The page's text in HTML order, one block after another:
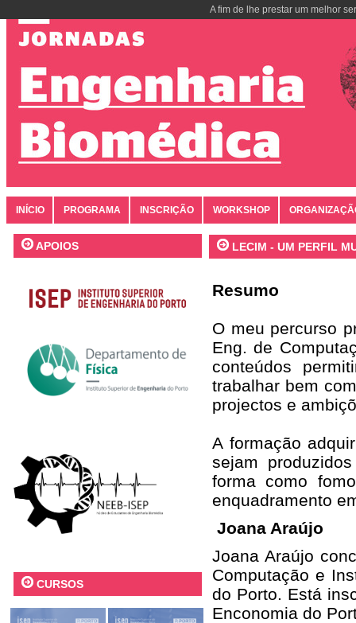
A fim de lhe prestar um melhor
INÍCIO PROGRAMA INSCRIÇÃO WORKSHOP
APOIOS
CURSOS
LECIM - UM PERFIL
Resumo
O meu percurso
Eng. de
conteúdos
trabalhar bem
projectos e
A formação
sejam
forma como
enquadramento
Joana Araújo
Joana Araújo
Computação e
do Porto. Está
Enconomia do